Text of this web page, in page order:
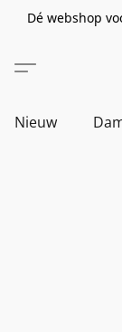
Dé webshop
Nieuw